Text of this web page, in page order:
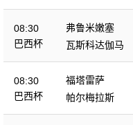
08:30
巴西杯
弗鲁米嫩塞
瓦斯科达伽马
08:30
巴西杯
福塔雷萨
帕尔梅拉斯